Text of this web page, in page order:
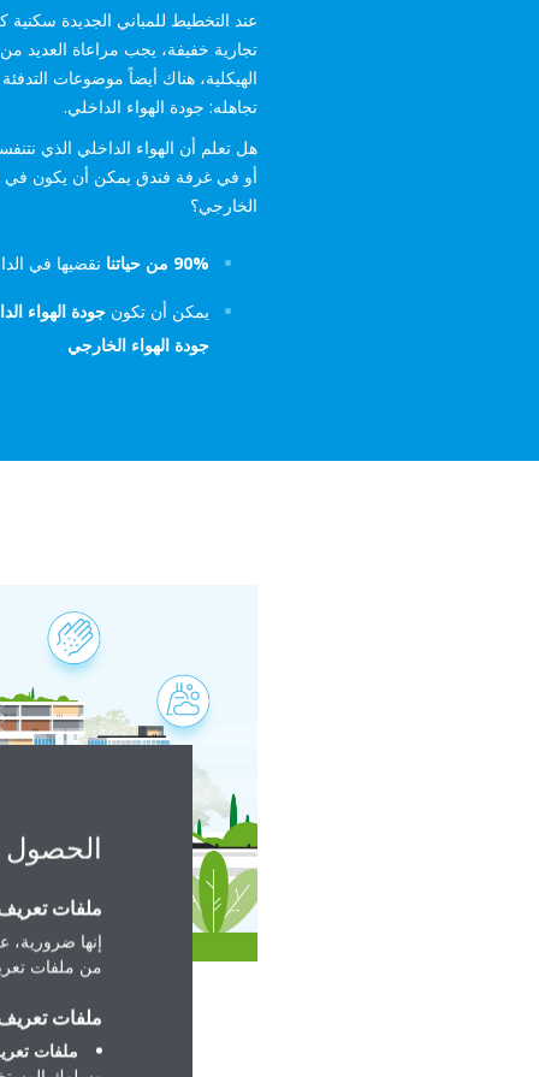
عند التخطيط للمباني الجديدة
تجارية خفيفة، يجب مراعاة العديد
الهيكلية، هناك أيضاً موضوعات
تجاهله: جودة الهواء الداخلي.
هل تعلم أن الهواء الداخلي الذي
أو في غرفة فندق يمكن أن يكون في
الخارجي؟
90% من حياتنا نقضيها في
يمكن أن تكون جودة الهواء
جودة الهواء الخارجي
ملفات تعريف
إنها ضرورية،
من ملفات
ملفات تعريف
ملفات